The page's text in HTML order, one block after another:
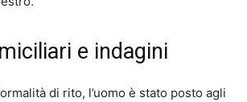
e indagini
di rito, l’uomo è stato posto agli